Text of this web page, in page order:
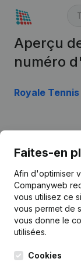
Aperçu
numéro
Royale
Faites-en
Afin d'optimiser
Companyweb
vous utilisez ce
vous permet de
vous donne le
utilisées.
Cookies
Français
Kantorenpark
1800 Vilvoorde